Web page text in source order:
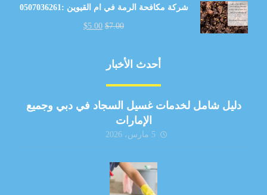
شركة مكافحة الرمة في ام القيوين :0507036261
$7.00
$5.00
أحدث الأخبار
دليل شامل لخدمات غسيل السجاد في دبي وجميع
الإمارات
5 مارس، 2026